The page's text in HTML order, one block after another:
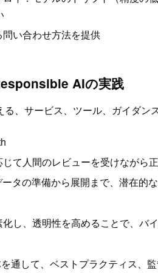
い合わせ方法を提供
AIの実践
、サービス、ツール、ガイダン
て人間のレビューを受けながら
タの準備から展開まで、潜在的
し、透明性を高めることで、バ
通して、ベストプラクティス、